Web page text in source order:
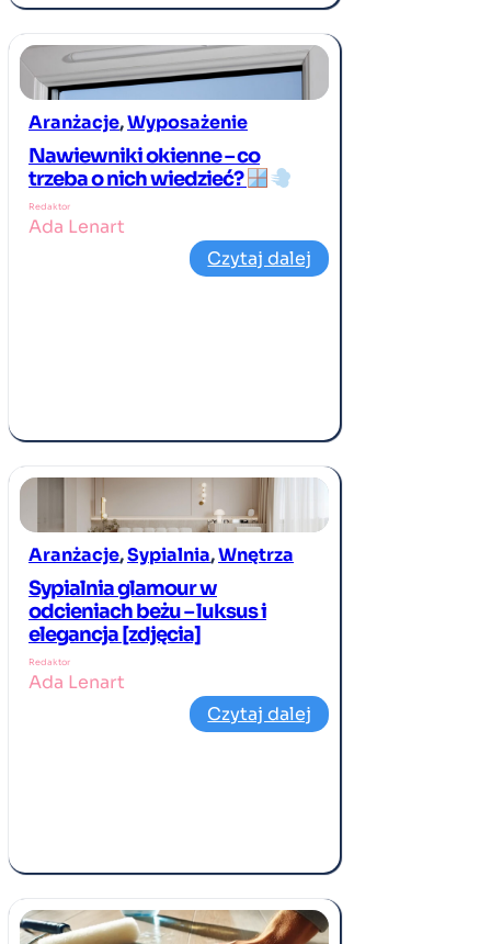
Aranżacje, Wyposażenie
Nawiewniki okienne – co
trzeba o nich wiedzieć?
Redaktor
Ada Lenart
Czytaj dalej
Aranżacje, Sypialnia, Wnętrza
Sypialnia glamour w
odcieniach beżu – luksus i
elegancja [zdjęcia]
Redaktor
Ada Lenart
Czytaj dalej